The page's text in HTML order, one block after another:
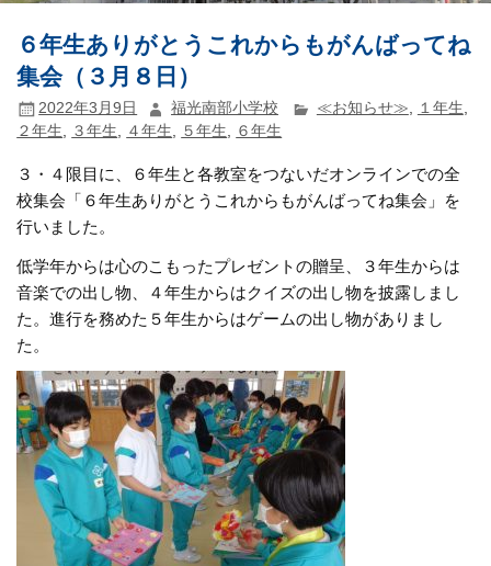
６年生ありがとうこれからもがんばってね
集会（３月８日）
2022年3月9日 福光南部小学校 ≪お知らせ≫, １年生,
２年生
３年生 ４年生 ５年生 ６年生
３・４限目に、６年生と各教室をつないだオンラインでの全
校集会「６年生ありがとうこれからもがんばってね集会」を
行いました。
低学年からは心のこもったプレゼントの贈呈、３年生からは
音楽での出し物、４年生からはクイズの出し物を披露しまし
た。進行を務めた５年生からはゲームの出し物がありまし
た。